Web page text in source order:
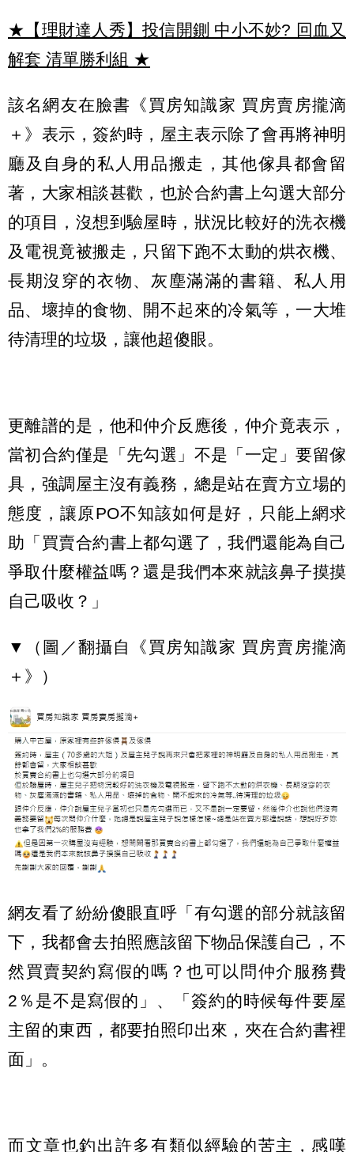
★【理財達人秀】投信開鍘 中小不妙? 回血又
解套 清單勝利組 ★
該名網友在臉書《買房知識家 買房賣房攏滴
＋》表示，簽約時，屋主表示除了會再將神明
廳及自身的私人用品搬走，其他傢具都會留
著，大家相談甚歡，也於合約書上勾選大部分
的項目，沒想到驗屋時，狀況比較好的洗衣機
及電視竟被搬走，只留下跑不太動的烘衣機、
長期沒穿的衣物、灰塵滿滿的書籍、私人用
品、壞掉的食物、開不起來的冷氣等，一大堆
待清理的垃圾，讓他超傻眼。
更離譜的是，他和仲介反應後，仲介竟表示，
當初合約僅是「先勾選」不是「一定」要留傢
具，強調屋主沒有義務，總是站在賣方立場的
態度，讓原PO不知該如何是好，只能上網求
助「買賣合約書上都勾選了，我們還能為自己
爭取什麼權益嗎？還是我們本來就該鼻子摸摸
自己吸收？」
▼（圖／翻攝自《買房知識家 買房賣房攏滴
＋》）
網友看了紛紛傻眼直呼「有勾選的部分就該留
下，我都會去拍照應該留下物品保護自己，不
然買賣契約寫假的嗎？也可以問仲介服務費
2％是不是寫假的」、「簽約的時候每件要屋
主留的東西，都要拍照印出來，夾在合約書裡
面」。
而文章也釣出許多有類似經驗的苦主，感嘆